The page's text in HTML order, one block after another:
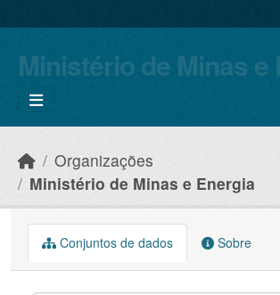
Ministério de Minas e
Organizações
Ministério de Minas e Energia
Conjuntos de dados Sobre